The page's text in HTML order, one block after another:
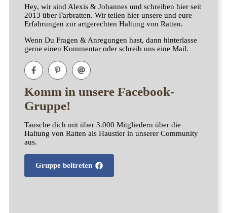
Hey, wir sind Alexis & Johannes und schreiben hier seit
2013 über Farbratten. Wir teilen hier unsere und eure
Erfahrungen zur artgerechten Haltung von Ratten.
Wenn Du Fragen & Anregungen hast, dann hinterlasse
gerne einen Kommentar oder schreib uns eine Mail.
Komm in unsere Facebook-
Gruppe!
Tausche dich mit über 3.000 Mitgliedern über die
Haltung von Ratten als Haustier in unserer Community
aus.
Gruppe beitreten